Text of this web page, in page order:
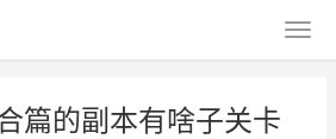
篇的副本有啥子关卡